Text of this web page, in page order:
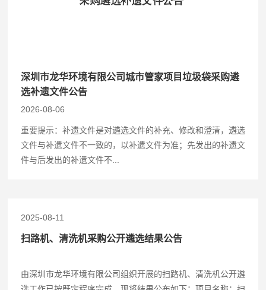
深圳市龙华环境有限公司城市管家项目垃圾袋采购遴
选补遗文件公告
2026-08-06
重要提示：补遗文件是对遴选文件的补充、修改和澄清，遴选
文件与补遗文件不一致的，以补遗文件为准；先发出的补遗文
件与后发出的补遗文件不...
2025-08-11
扫路机、清洗机采购公开遴选结果公告
由深圳市龙华环境有限公司组织开展的扫路机、清洗机公开遴